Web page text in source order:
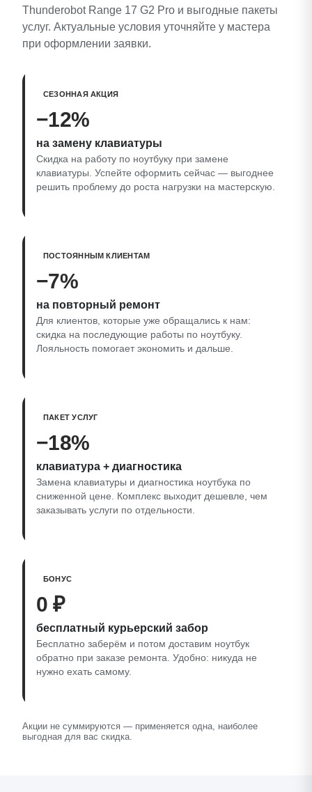
Thunderobot Range 17 G2 Pro и выгодные пакеты
услуг. Актуальные условия уточняйте у мастера
при оформлении заявки.
СЕЗОННАЯ АКЦИЯ
−12%
на замену клавиатуры
Скидка на работу по ноутбуку при замене
клавиатуры. Успейте оформить сейчас — выгоднее
решить проблему до роста нагрузки на мастерскую.
ПОСТОЯННЫМ КЛИЕНТАМ
−7%
на повторный ремонт
Для клиентов, которые уже обращались к нам:
скидка на последующие работы по ноутбуку.
Лояльность помогает экономить и дальше.
ПАКЕТ УСЛУГ
−18%
клавиатура + диагностика
Замена клавиатуры и диагностика ноутбука по
сниженной цене. Комплекс выходит дешевле, чем
заказывать услуги по отдельности.
БОНУС
0 ₽
бесплатный курьерский забор
Бесплатно заберём и потом доставим ноутбук
обратно при заказе ремонта. Удобно: никуда не
нужно ехать самому.
Акции не суммируются — применяется одна, наиболее
выгодная для вас скидка.